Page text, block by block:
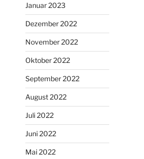
Januar 2023
Dezember 2022
November 2022
Oktober 2022
September 2022
August 2022
Juli 2022
Juni 2022
Mai 2022